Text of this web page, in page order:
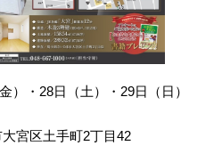
）・28日（土）・29日（日）
宮区土手町2丁目42